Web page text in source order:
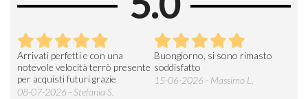
Arrivati perfetti e con una
notevole velocità terrò presente
per acquisti futuri grazie
08-07-2026 - Stefania S.
Buongiorno, si sono rimasto
soddisfatto
15-06-2026 - Massimo L.